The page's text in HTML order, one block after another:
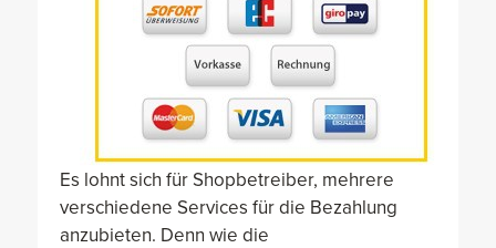
Es lohnt sich für Shopbetreiber, mehrere
verschiedene Services für die Bezahlung
anzubieten. Denn wie die